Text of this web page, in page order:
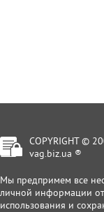
COPYRIGHT ©
vag.biz.ua ®
Мы предпримем все
личной информации
использования и